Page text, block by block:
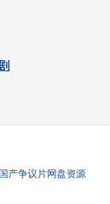
国产争议片网盘资源